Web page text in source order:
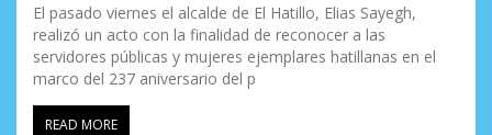
El pasado viernes el alcalde de El Hatillo, Elias Sayegh,
realizó un acto con la finalidad de reconocer a las
servidores públicas y mujeres ejemplares hatillanas en el
marco del 237 aniversario del p
READ MORE